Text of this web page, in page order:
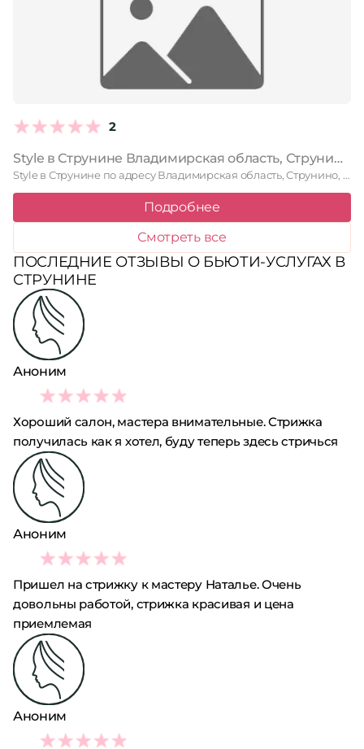
2
Style в Струнине Владимирская область, Струнино, площадь Кирова, 7
Style в Струнине по адресу Владимирская область, Струнино, площадь Кирова, …
Подробнее
Смотреть все
ПОСЛЕДНИЕ ОТЗЫВЫ О БЬЮТИ-УСЛУГАХ В
СТРУНИНЕ
Аноним
5
Хороший салон, мастера внимательные. Стрижка
получилась как я хотел, буду теперь здесь стричься
Аноним
5
Пришел на стрижку к мастеру Наталье. Очень
довольны работой, стрижка красивая и цена
приемлемая
Аноним